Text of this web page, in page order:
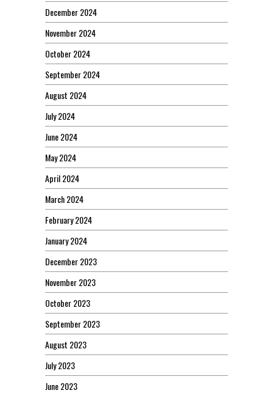
December 2024
November 2024
October 2024
September 2024
August 2024
July 2024
June 2024
May 2024
April 2024
March 2024
February 2024
January 2024
December 2023
November 2023
October 2023
September 2023
August 2023
July 2023
June 2023